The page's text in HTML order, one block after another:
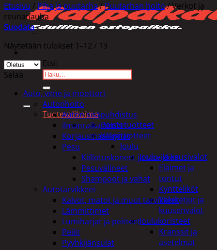
Etsi:
Tuotevalikoima
Poistotuotteet
Kausituotteet
Joulu
Joulu- ja kausivalot
Eläimet ja
tontut
Kyntteliköt
Valoketjut ja
kuusenvalot
Joulukoristeet
Kranssit ja
asetelmat
Etusivu / Piha ja puutarha/Puutarhan hoito/Verkot ja
reunanauha
Suodata
Näytetään tulokset 1–12 / 13
Selaa
Auto, vene ja moottori
Autonhoito
Auton sisäpuhdistus
ilmanraikastimet
Korjausmaalikynät
Pesu
Kiillotuskoneet ja tarvikkeet
Pesuvälineet
Shampoot ja vahat
Autotarvikkeet
Kalvot, matot ja muut tarvikkeet
Lämmittimet
Lumiharjat ja peitteet
Peilit
Pyyhkijänsulat